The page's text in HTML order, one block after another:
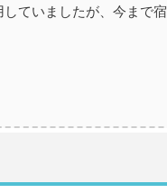
ていましたが、今まで